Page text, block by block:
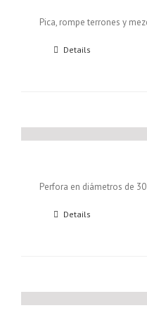
Pica, rompe terrones y
Details
Perfora en diámetros de
Details